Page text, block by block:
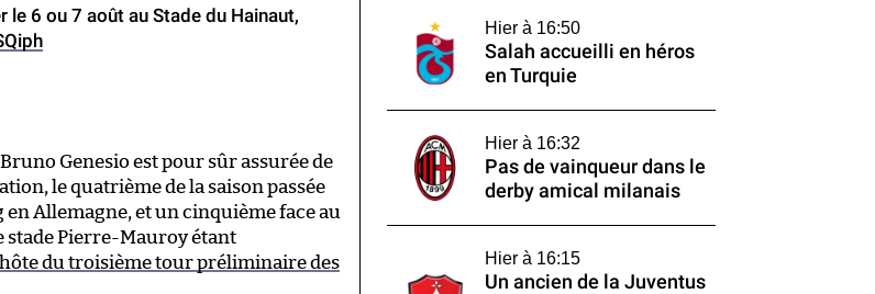
le 6 ou 7 août au Stade du Hainaut,
Genesio est pour sûr assurée de
le quatrième de la saison passée
Allemagne, et un cinquième face au
stade Pierre-Mauroy étant
hôte du troisième tour préliminaire des
Hier à 16:50
Salah accueilli en héros
en Turquie
Hier à 16:32
Pas de vainqueur dans le
derby amical milanais
Hier à 16:15
Un ancien de la Juventus